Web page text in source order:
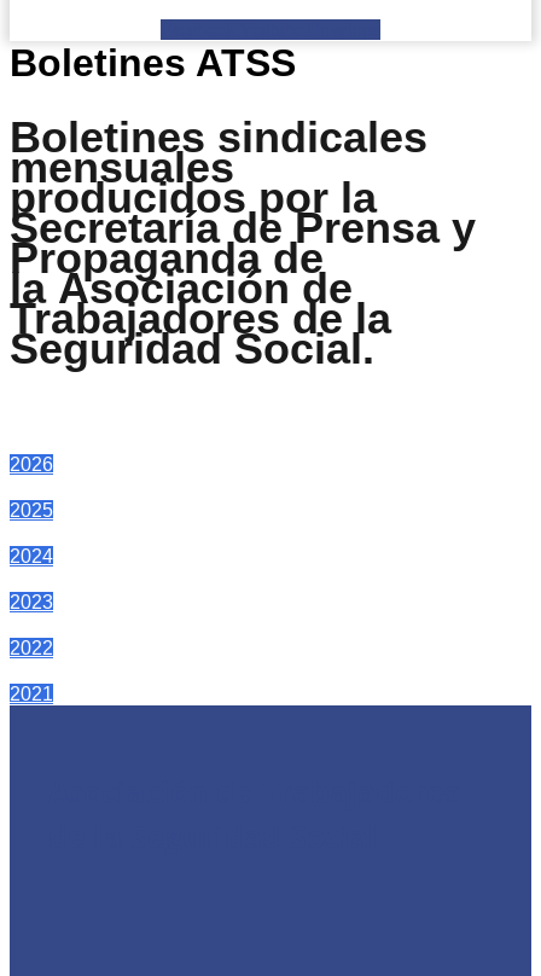
Boletines ATSS
Boletines sindicales
mensuales
producidos por la
Secretaría de Prensa y
Propaganda de
la Asociación de
Trabajadores de la
Seguridad Social.
2026
2025
2024
2023
2022
2021